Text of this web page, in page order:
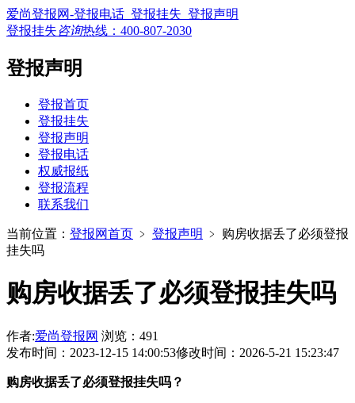
爱尚登报网-登报电话_登报挂失_登报声明
登报挂失咨询热线： 400-807-2030
登报声明
登报首页
登报挂失
登报声明
登报电话
权威报纸
登报流程
联系我们
当前位置： 登报网首页 ﹥ 登报声明 ﹥ 购房收据丢了必须登报
挂失吗
购房收据丢了必须登报挂失吗
作者:爱尚登报网 浏览：491
发布时间：2023-12-15 14:00:53修改时间：2026-5-21 15:23:47
购房收据丢了必须登报挂失吗？